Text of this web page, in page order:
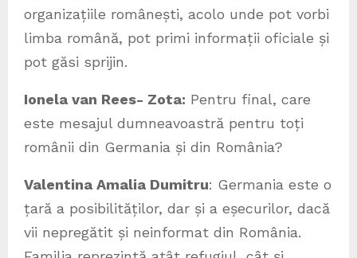
organizațiile românești, acolo unde pot vorbi
limba română, pot primi informații oficiale și
pot găsi sprijin.
Ionela van Rees- Zota: Pentru final, care
este mesajul dumneavoastră pentru toți
românii din Germania și din România?
Valentina Amalia Dumitru: Germania este o
țară a posibilităților, dar și a eșecurilor, dacă
vii nepregătit și neinformat din România.